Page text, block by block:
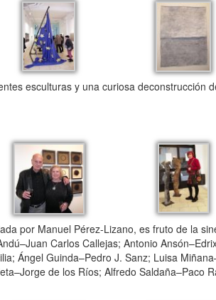
esculturas y una curiosa deconstrucción
por Manuel Pérez-Lizano, es fruto de la
Carlos Callejas; Antonio
Ángel Guinda­–Pedro J. Sanz; Luisa
de los Ríos; Alfredo Saldaña–Paco